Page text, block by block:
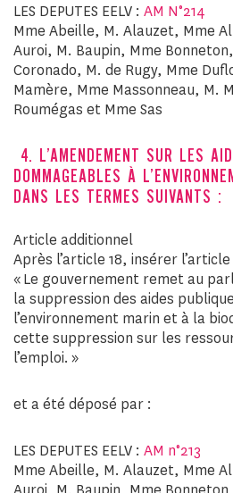
LES DEPUTES EELV : AM N°214
Mme Abeille, M. Alauzet, Mme
Auroi, M. Baupin, Mme
Coronado, M. de Rugy, Mme
Mamère, Mme Massonneau, M.
Roumégas et Mme Sas
4. L’AMENDEMENT SUR LES
DOMMAGEABLES À
DANS LES TERMES SUIVANTS :
Article additionnel
Après l’article 18, insérer
« Le gouvernement remet au
la suppression des aides
l’environnement marin et à la
cette suppression sur les
l’emploi. »
et a été déposé par :
LES DEPUTES EELV : AM n°213
Mme Abeille, M. Alauzet, Mme